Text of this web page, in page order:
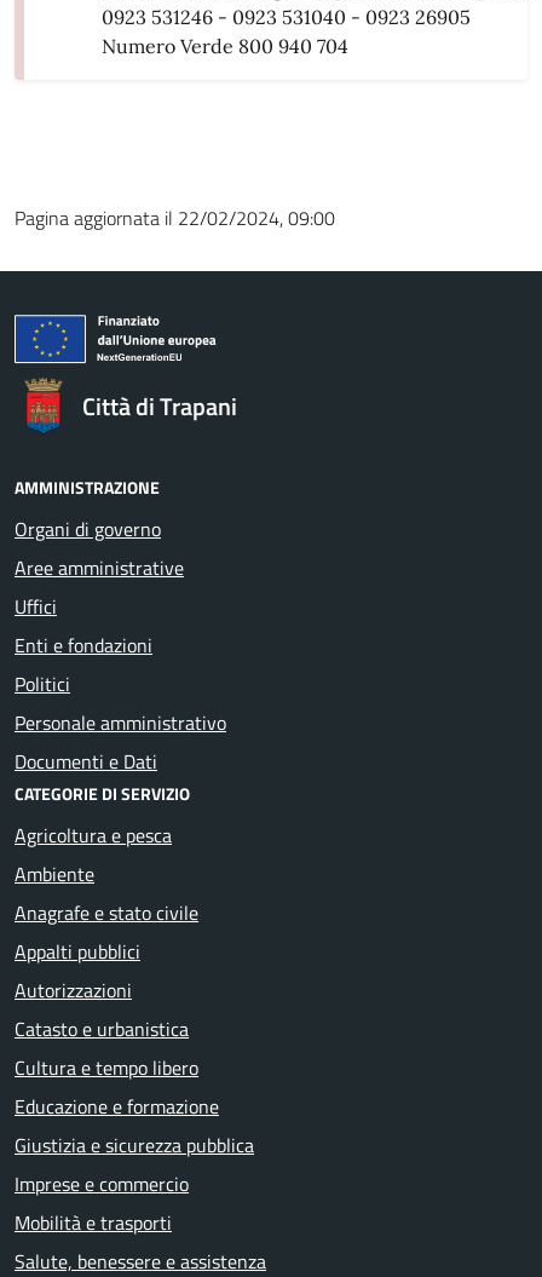
0923 531246 - 0923 531040 - 0923 26905
Numero Verde 800 940 704
Pagina aggiornata il 22/02/2024, 09:00
Città di Trapani
AMMINISTRAZIONE
Organi di governo
Aree amministrative
Uffici
Enti e fondazioni
Politici
Personale amministrativo
Documenti e Dati
CATEGORIE DI SERVIZIO
Agricoltura e pesca
Ambiente
Anagrafe e stato civile
Appalti pubblici
Autorizzazioni
Catasto e urbanistica
Cultura e tempo libero
Educazione e formazione
Giustizia e sicurezza pubblica
Imprese e commercio
Mobilità e trasporti
Salute, benessere e assistenza